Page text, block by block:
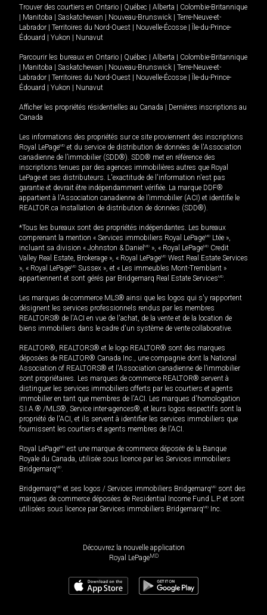
Trouver des courtiers en Ontario Québec Alberta
Colombie-Britannique
Manitoba Saskatchewan Nouveau-Brunswick
Terre-Neuve-et-
Labrador
Territoires du Nord-Ouest Nouvelle-Écosse
Île-du-Prince-
Édouard
Yukon Nunavut
Parcourir les bureaux en Ontario Québec Alberta
Colombie-Britannique
Manitoba Saskatchewan Nouveau-Brunswick
Terre-Neuve-et-
Labrador
Territoires du Nord-Ouest Nouvelle-Écosse
Île-du-Prince-
Édouard
Yukon Nunavut
Afficher les propriétés résidentielles au Canada
Dernières inscriptions au
Canada
Les informations des propriétés sur ce site proviennent des inscriptions
Royal LePageMD et du service de distribution de données de l'Association
canadienne de l’immobilier (SDD®). SDD® met en référence des
inscriptions tenues par des agences immobilières autres que Royal
LePage et ses distributeurs. L'exactitude de l'information n'est pas
garantie et devrait être indépendamment vérifiée. La marque DDF®
appartient à l'Association canadienne de l’immobilier (ACI) et identifie le
REALTOR.ca Installation de distribution de données (SDD®).
*Tous les bureaux sont des propriétés indépendantes. Les bureaux
comprenant la mention « Services immobiliers Royal LePageMD Ltée »,
incluant sa division « Johnston & Daniel MD », « Royal LePageMD Credit
Valley Real Estate, Brokerage », « Royal LePageMD West Real Estate Services
», « Royal LePageMD Sussex », et « Les immeubles Mont-Tremblant »
appartiennent et sont gérés par Bridgemarq Real Estate ServicesMD.
Les marques de commerce MLS® ainsi que les logos qui s'y rapportent
désignent les services professionnels rendus par les membres
REALTORS® de l'ACI en vue de l'achat, de la vente et de la location de
biens immobiliers dans le cadre d'un système de vente collaborative.
REALTOR®, REALTORS® et le logo REALTOR® sont des marques
déposées de REALTOR® Canada Inc., une compagnie dont la National
Association of REALTORS® et l'Association canadienne de l’immobilier
sont propriétaires. Les marques de commerce REALTOR® servent à
distinguer les services immobiliers offerts par les courtiers et agents
immobilier en tant que membres de l'ACI. Les marques d'homologation
S.I.A.® /MLS®, Service inter-agences®, et leurs logos respectifs sont la
propriété de l'ACI, et ils servent à identifier les services immobiliers que
fournissent les courtiers et agents membres de l'ACI.
Royal LePageMD est une marque de commerce déposée de la Banque
Royale du Canada, utilisée sous licence par les Services immobiliers
BridgemarqMD.
BridgemarqMD et ses logos / Services immobiliers BridgemarqMD sont des
marques de commerce déposées de Residential Income Fund L.P. et sont
utilisées sous licence par Services immobiliers BridgemarqMD Inc.
Découvrez la nouvelle application
Royal LePageMD